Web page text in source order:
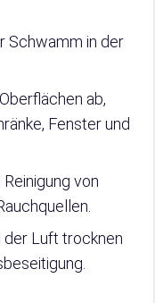
Schwamm in der
ab,
Fenster und
von
der Luft trocknen